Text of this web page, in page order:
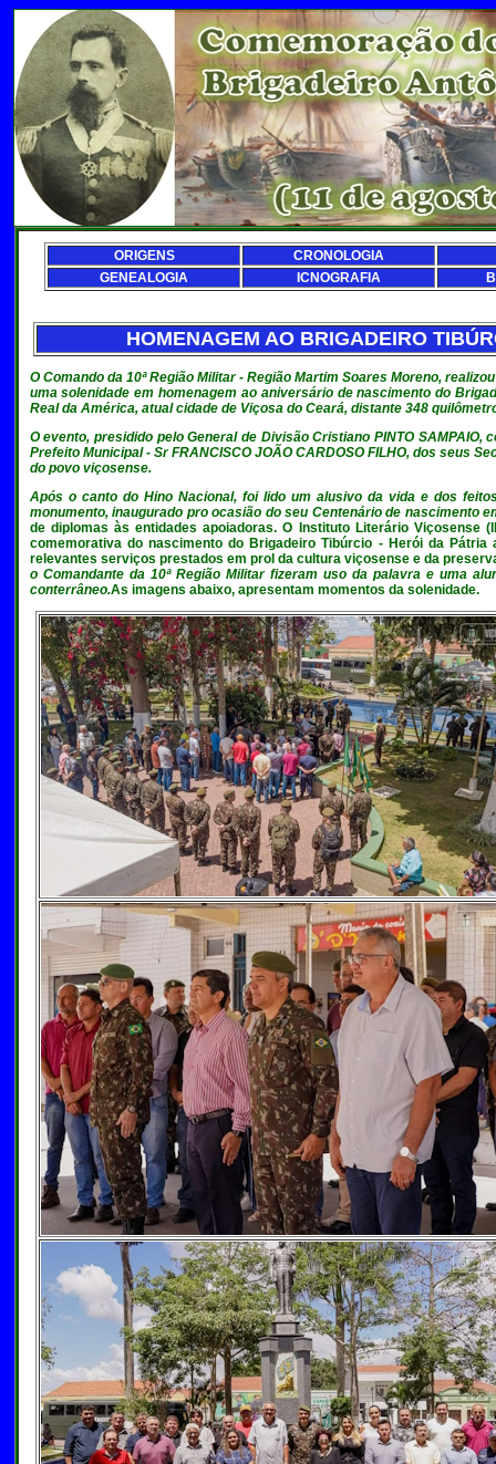
ORIGENS
CRONOLOGIA
GENEALOGIA
ICNOGRAFIA
HOMENAGEM AO BRIGADEIRO
O Comando da 10ª Região Militar - Região Martim Soares Moreno,
uma solenidade em homenagem ao aniversário de nascimento do
Real da América, atual cidade de Viçosa do Ceará, distante 348
O evento, presidido pelo General de Divisão Cristiano PINTO
Prefeito Municipal - Sr FRANCISCO JOÃO CARDOSO FILHO, dos seus
do povo viçosense.
Após o canto do Hino Nacional, foi lido um alusivo da vida e dos
monumento, inaugurado pro ocasião do seu Centenário de nascimento
de diplomas às entidades apoiadoras. O Instituto Literário Viçosense
comemorativa do nascimento do Brigadeiro Tibúrcio - Herói da
relevantes serviços prestados em prol da cultura viçosense e da
o Comandante da 10ª Região Militar fizeram uso da palavra e uma
conterrâneo.As imagens abaixo, apresentam momentos da solenidade.